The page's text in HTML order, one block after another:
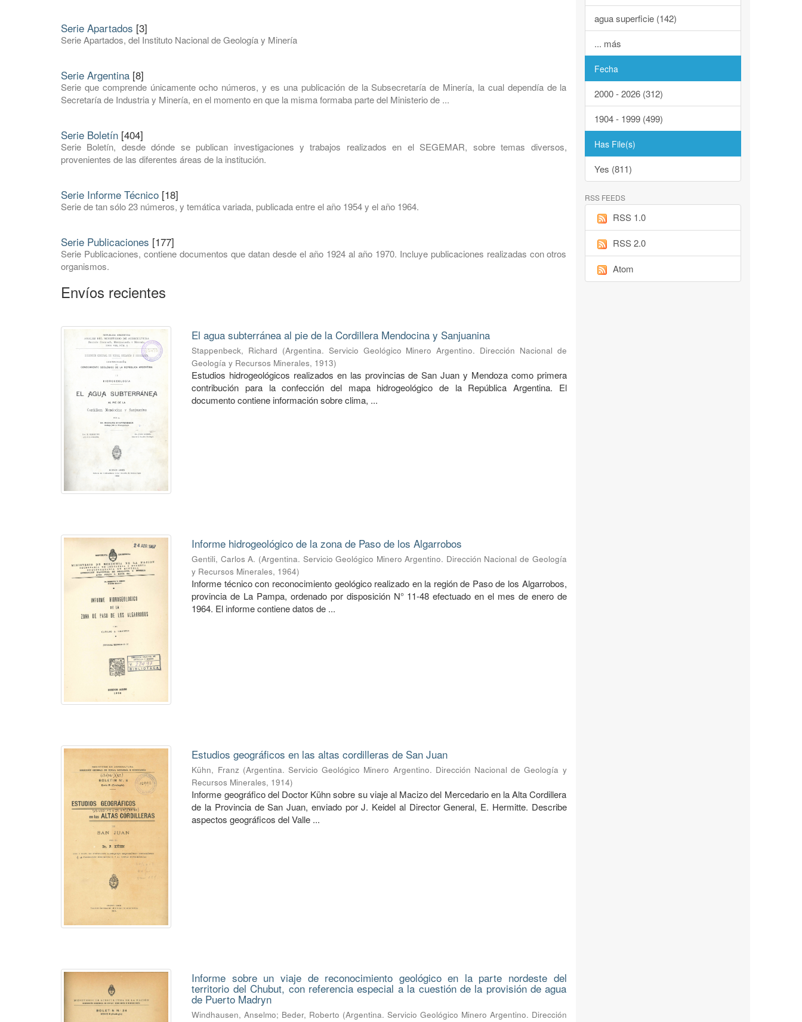
Serie Apartados [3]
Serie Apartados, del Instituto Nacional de Geología y Minería
Serie Argentina [8]
Serie que comprende únicamente ocho números, y es una publicación de la Subsecretaría de Minería, la cual dependía de la
Secretaría de Industria y Minería, en el momento en que la misma formaba parte del Ministerio de ...
Serie Boletín [404]
Serie Boletín, desde dónde se publican investigaciones y trabajos realizados en el SEGEMAR, sobre temas diversos,
provenientes de las diferentes áreas de la institución.
Serie Informe Técnico [18]
Serie de tan sólo 23 números, y temática variada, publicada entre el año 1954 y el año 1964.
Serie Publicaciones [177]
Serie Publicaciones, contiene documentos que datan desde el año 1924 al año 1970. Incluye publicaciones realizadas con otros
organismos.
Envíos recientes
El agua subterránea al pie de la Cordillera Mendocina y Sanjuanina
Stappenbeck, Richard (Argentina. Servicio Geológico Minero Argentino. Dirección Nacional de
Geología y Recursos Minerales, 1913)
Estudios hidrogeológicos realizados en las provincias de San Juan y Mendoza como primera
contribución para la confección del mapa hidrogeológico de la República Argentina. El
documento contiene información sobre clima, ...
Informe hidrogeológico de la zona de Paso de los Algarrobos
Gentili, Carlos A. (Argentina. Servicio Geológico Minero Argentino. Dirección Nacional de Geología
y Recursos Minerales, 1964)
Informe técnico con reconocimiento geológico realizado en la región de Paso de los Algarrobos,
provincia de La Pampa, ordenado por disposición N° 11-48 efectuado en el mes de enero de
1964. El informe contiene datos de ...
Estudios geográficos en las altas cordilleras de San Juan
Kühn, Franz (Argentina. Servicio Geológico Minero Argentino. Dirección Nacional de Geología y
Recursos Minerales, 1914)
Informe geográfico del Doctor Kühn sobre su viaje al Macizo del Mercedario en la Alta Cordillera
de la Provincia de San Juan, enviado por J. Keidel al Director General, E. Hermitte. Describe
aspectos geográficos del Valle ...
Informe sobre un viaje de reconocimiento geológico en la parte nordeste del
territorio del Chubut, con referencia especial a la cuestión de la provisión de agua
de Puerto Madryn
Windhausen, Anselmo; Beder, Roberto (Argentina. Servicio Geológico Minero Argentino. Dirección
agua superficie (142)
... más
Fecha
2000 - 2026 (312)
1904 - 1999 (499)
Has File(s)
Yes (811)
RSS FEEDS
RSS 1.0
RSS 2.0
Atom